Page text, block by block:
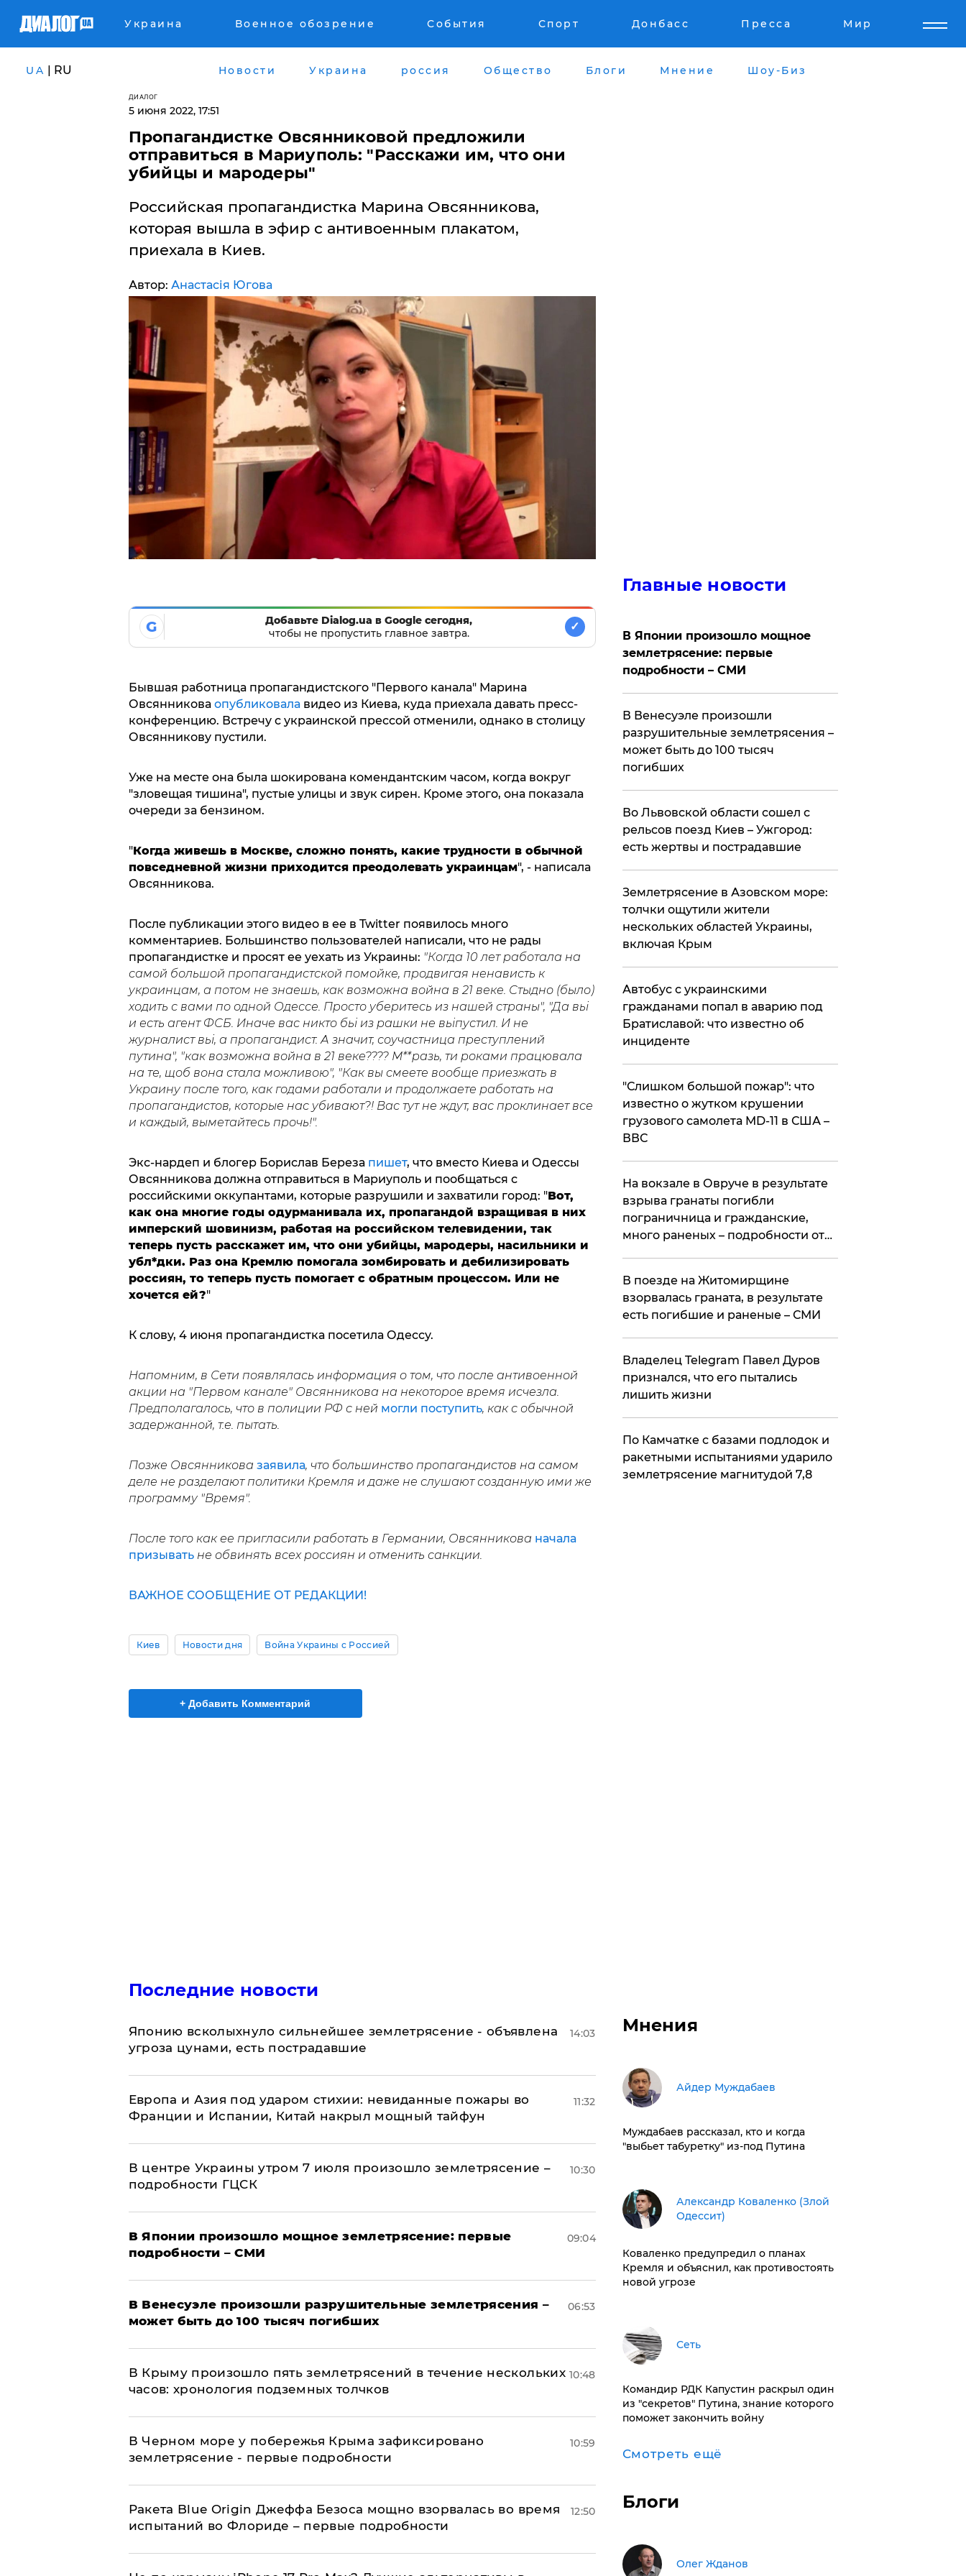
Украина Военное обозрение События Спорт Донбасс Пресса Мир
UA | RU Новости Украина россия Общество Блоги Мнение Шоу-Биз
ДИАЛОГ
5 июня 2022, 17:51
Пропагандистке Овсянниковой предложили
отправиться в Мариуполь: "Расскажи им, что они
убийцы и мародеры"
​Российская пропагандистка Марина Овсянникова,
которая вышла в эфир с антивоенным плакатом,
приехала в Киев.
Автор: Анастасія Югова
G
Добавьте Dialog.ua в Google сегодня,
чтобы не пропустить главное завтра.
✓
Бывшая работница пропагандистского "Первого канала" Марина
Овсянникова опубликовалавидео из Киева, куда приехала давать пресс-
конференцию. Встречу с украинской прессой отменили, однако в столицу
Овсянникову пустили.
Уже на месте она была шокирована комендантским часом, когда вокруг
"зловещая тишина", пустые улицы и звук сирен. Кроме этого, она показала
очереди за бензином.
"Когда живешь в Москве, сложно понять, какие трудности в обычной
повседневной жизни приходится преодолевать украинцам", - написала
Овсянникова.
После публикации этого видео в ее в Twitter появилось много
комментариев. Большинство пользователей написали, что не рады
пропагандистке и просят ее уехать из Украины: "Когда 10 лет работала на
самой большой пропагандистской помойке, продвигая ненависть к
украинцам, а потом не знаешь, как возможна война в 21 веке. Стыдно (было)
ходить с вами по одной Одессе. Просто уберитесь из нашей страны", "Да вьі
и есть агент ФСБ. Иначе вас никто бьі из рашки не вьіпустил. И не
журналист вьі, а пропагандист. А значит, соучастница преступлений
путина", "как возможна война в 21 веке???? М**разь, ти роками працювала
на те, щоб вона стала можливою", "Как вы смеете вообще приезжать в
Украину после того, как годами работали и продолжаете работать на
пропагандистов, которые нас убивают?! Вас тут не ждут, вас проклинает все
и каждый, выметайтесь прочь!".
Экс-нардеп и блогер Борислав Береза пишет, что вместо Киева и Одессы
Овсянникова должна отправиться в Мариуполь и пообщаться с
российскими оккупантами, которые разрушили и захватили город: "Вот,
как она многие годы одурманивала их, пропагандой взращивая в них
имперский шовинизм, работая на российском телевидении, так
теперь пусть расскажет им, что они убийцы, мародеры, насильники и
убл*дки. Раз она Кремлю помогала зомбировать и дебилизировать
россиян, то теперь пусть помогает с обратным процессом. Или не
хочется ей?"
К слову, 4 июня пропагандистка посетила Одессу.
Напомним, в Сети появлялась информация о том, что после антивоенной
акции на "Первом канале" Овсянникова на некоторое время исчезла.
Предполагалось, что в полиции РФ с ней могли поступить, как с обычной
задержанной, т.е. пытать.
Позже Овсянникова заявила, что большинство пропагандистов на самом
деле не разделают политики Кремля и даже не слушают созданную ими же
программу "Время".
После того как ее пригласили работать в Германии, Овсянникова начала
призыватьне обвинять всех россиян и отменить санкции.
ВАЖНОЕ СООБЩЕНИЕ ОТ РЕДАКЦИИ!
Киев Новости дня Война Украины с Россией
+ Добавить Комментарий
Последние новости
Японию всколыхнуло сильнейшее землетрясение - объявлена
угроза цунами, есть пострадавшие
14:03
Европа и Азия под ударом стихии: невиданные пожары во
Франции и Испании, Китай накрыл мощный тайфун
11:32
В центре Украины утром 7 июля произошло землетрясение –
подробности ГЦСК
10:30
В Японии произошло мощное землетрясение: первые
подробности – СМИ
09:04
В Венесуэле произошли разрушительные землетрясения –
может быть до 100 тысяч погибших
06:53
В Крыму произошло пять землетрясений в течение нескольких
часов: хронология подземных толчков
10:48
В Черном море у побережья Крыма зафиксировано
землетрясение - первые подробности
10:59
Ракета Blue Origin Джеффа Безоса мощно взорвалась во время
испытаний во Флориде – первые подробности
12:50
Главные новости
В Японии произошло мощное
землетрясение: первые
подробности – СМИ
В Венесуэле произошли
разрушительные землетрясения –
может быть до 100 тысяч
погибших
Во Львовской области сошел с
рельсов поезд Киев – Ужгород:
есть жертвы и пострадавшие
Землетрясение в Азовском море:
толчки ощутили жители
нескольких областей Украины,
включая Крым
Автобус с украинскими
гражданами попал в аварию под
Братиславой: что известно об
инциденте
"Слишком большой пожар": что
известно о жутком крушении
грузового самолета MD-11 в США –
ВВС
На вокзале в Овруче в результате
взрыва гранаты погибли
пограничница и гражданские,
много раненых – подробности от
В поезде на Житомирщине
взорвалась граната, в результате
есть погибшие и раненые – СМИ
Владелец Telegram Павел Дуров
признался, что его пытались
лишить жизни
По Камчатке с базами подлодок и
ракетными испытаниями ударило
землетрясение магнитудой 7,8
Мнения
Айдер Муждабаев
Муждабаев рассказал, кто и когда
"выбьет табуретку" из-под Путина
Александр Коваленко (Злой
Одессит)
Коваленко предупредил о планах
Кремля и объяснил, как противостоять
новой угрозе
Сеть
Командир РДК Капустин раскрыл один
из "секретов" Путина, знание которого
поможет закончить войну
Смотреть ещё
Блоги
Олег Жданов